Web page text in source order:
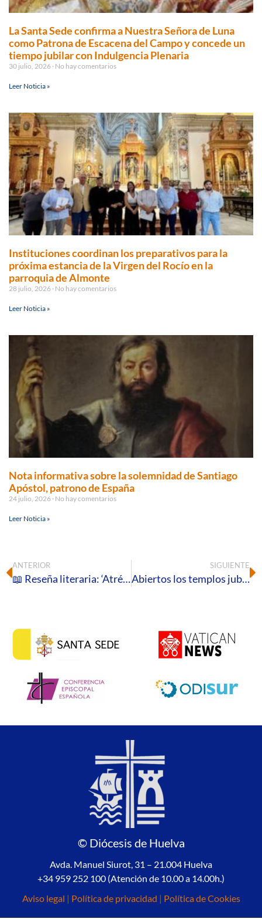
La Santa Sede confirma a Nuestra Señora de Luna
como Patrona de Escacena del Campo y concede un
tiempo jubilar con Indulgencia Plenaria
30 julio, 2026 No hay comentarios
Leer Noticia »
Instituciones coordinan los preparativos para la
próxima estancia de la Virgen del Rocío en la
parroquia de Almonte
28 julio, 2026 No hay comentarios
Leer Noticia »
Nota informativa sobre la solemnidad de Santiago
Apóstol, patrono de España
24 julio, 2026 No hay comentarios
Leer Noticia »
ANTERIOR
📖 Reseña literaria: ‘Atrévete a buscar′, de Mª Victoria Romero Hidalgo
SIGUIENTE
Abiertos los templos jubilares diocesanos
© Diócesis de Huelva
Avda. Manuel Siurot, 31 – 21.004 Huelva
+34 959 252 100 (Atención de 10.00 a 14.00h.)
Aviso legal | Política de privacidad | Política de Cookies